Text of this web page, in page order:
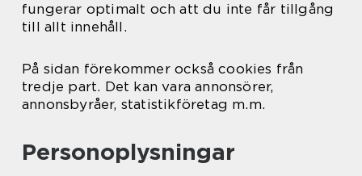
fungerar optimalt och att du inte får tillgång
till allt innehåll.
På sidan förekommer också cookies från
tredje part. Det kan vara annonsörer,
annonsbyråer, statistikföretag m.m.
Personoplysningar